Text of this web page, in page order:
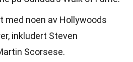
med noen av Hollywoods
inkludert Steven
Scorsese.